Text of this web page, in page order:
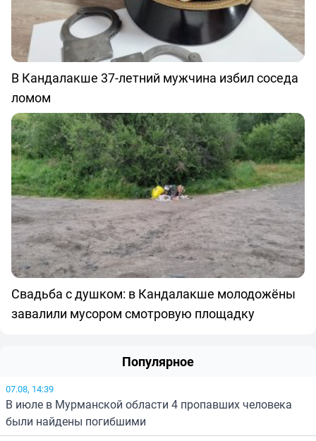
В Кандалакше 37-летний мужчина избил соседа
ломом
Свадьба с душком: в Кандалакше молодожёны
завалили мусором смотровую площадку
Популярное
07.08, 14:39
В июле в Мурманской области 4 пропавших человека
были найдены погибшими